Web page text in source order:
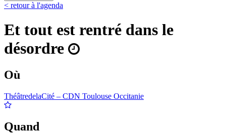
< retour à l'agenda
Et tout est rentré dans le
désordre
Où
ThéâtredelaCité – CDN Toulouse Occitanie
Quand